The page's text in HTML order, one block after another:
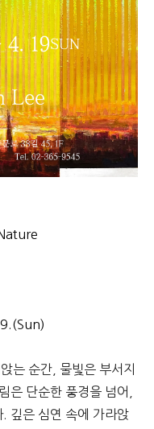
는 순간, 물빛은 부서지
은 단순한 풍경을 넘어,
깊은 심연 속에 가라앉